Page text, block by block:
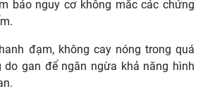
bảo nguy cơ không mắc các chứng
đạm, không cay nóng trong quá
gan để ngăn ngừa khả năng hình